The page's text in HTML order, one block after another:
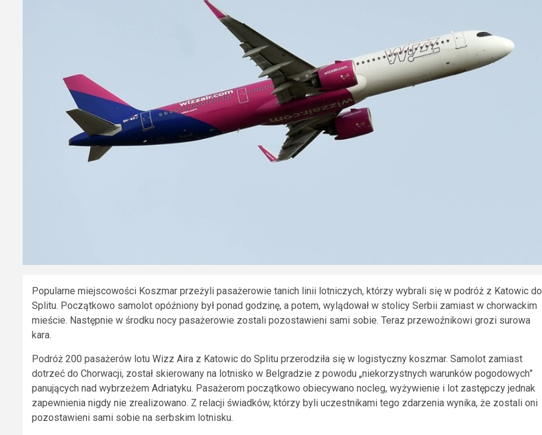
Popularne miejscowości Koszmar przeżyli pasażerowie tanich linii lotniczych, którzy wybrali się w podróż z Katowic do
Splitu. Początkowo samolot opóźniony był ponad godzinę, a potem, wylądował w stolicy Serbii zamiast w chorwackim
mieście. Następnie w środku nocy pasażerowie zostali pozostawieni sami sobie. Teraz przewoźnikowi grozi surowa
kara.
Podróż 200 pasażerów lotu Wizz Aira z Katowic do Splitu przerodziła się w logistyczny koszmar. Samolot zamiast
dotrzeć do Chorwacji, został skierowany na lotnisko w Belgradzie z powodu „niekorzystnych warunków pogodowych”
panujących nad wybrzeżem Adriatyku. Pasażerom początkowo obiecywano nocleg, wyżywienie i lot zastępczy jednak
zapewnienia nigdy nie zrealizowano. Z relacji świadków, którzy byli uczestnikami tego zdarzenia wynika, że zostali oni
pozostawieni sami sobie na serbskim lotnisku.